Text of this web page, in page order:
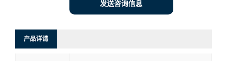
发送咨询信息
产品详请